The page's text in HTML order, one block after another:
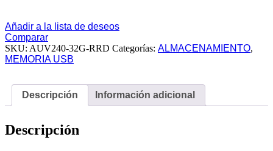
Añadir a la lista de deseos
Comparar
SKU: AUV240-32G-RRD Categorías: ALMACENAMIENTO,
MEMORIA USB
Descripción Información adicional
Descripción